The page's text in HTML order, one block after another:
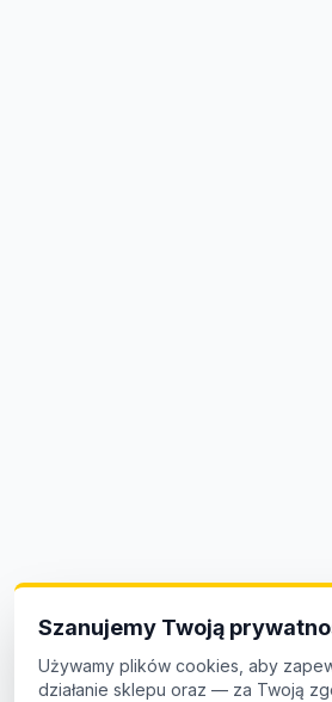
Szanujemy Twoją
Używamy plików cookies, aby
działanie sklepu oraz — za Twoją